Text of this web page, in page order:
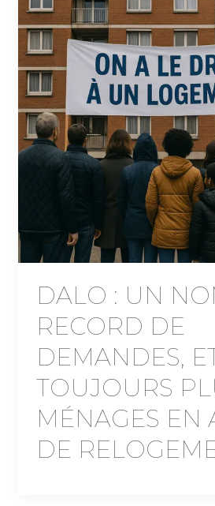
DALO : UN
RECORD DE
DEMANDES,
TOUJOURS
MÉNAGES EN
DE